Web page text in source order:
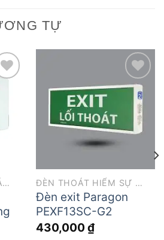
TỰ
to
KENTOM - ĐÈN THOÁT HIỂM
Add to
wishlist
ĐÈN THOÁT HIỂM SỰ CỐ
Đèn exit Paragon
PEXF13SC-G2
430,000 ₫